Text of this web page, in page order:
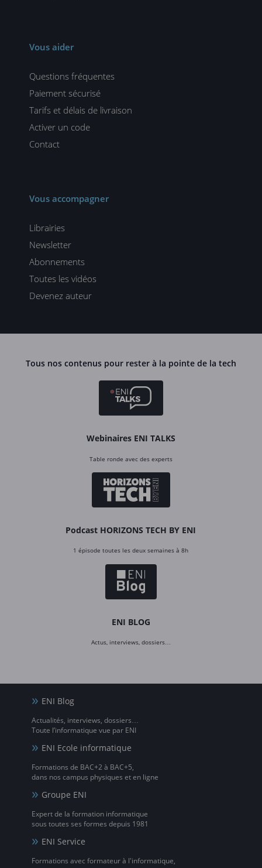
Vous aider
Questions fréquentes
Paiement sécurisé
Tarifs et délais de livraison
Activer un code
Contact
Vous accompagner
Librairies
Newsletter
Abonnements
Toutes les vidéos
Devenez auteur
Tous nos contenus pour rester à la pointe de la tech
Webinaires ENI TALKS
Table ronde avec des experts
Podcast HORIZONS TECH BY ENI
1 épisode toutes les deux semaines à 8h
ENI BLOG
Actus, interviews, dossiers…
ENI Blog
Actualités, interviews, dossiers…
Toute l’informatique vue par ENI
ENI Ecole informatique
Formations de BAC+2 à BAC+5,
dans nos campus physiques et en ligne
Groupe ENI
Expert de la formation informatique
sous toutes ses formes depuis 1981
ENI Service
Formations avec formateur à l'informatique,